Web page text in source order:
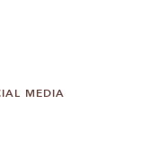
MEDIA